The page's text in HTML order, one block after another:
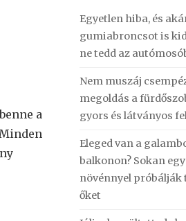
a
Egyetlen hiba, és
gumiabroncsot is
ne tedd az
Nem muszáj
megoldás a
gyors és látványos
Eleged van a
balkonon? Sokan
növénnyel
őket